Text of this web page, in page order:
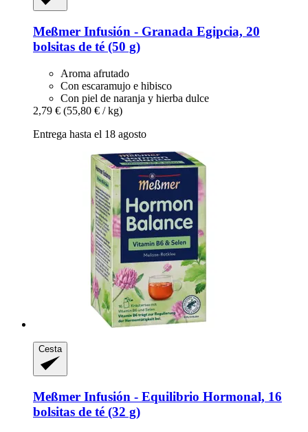
Meßmer Infusión -​ Granada Egipcia, 20
bolsitas de té (50 g)
Aroma afrutado
Con escaramujo e hibisco
Con piel de naranja y hierba dulce
2,79 € (55,80 € / kg)
Entrega hasta el 18 agosto
Cesta
Meßmer Infusión -​ Equilibrio Hormonal, 16
bolsitas de té (32 g)